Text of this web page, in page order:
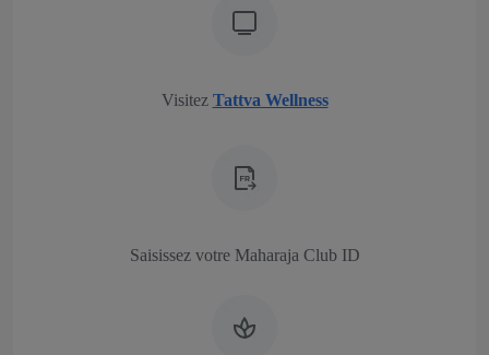
Visitez Tattva Wellness
Saisissez votre Maharaja Club ID